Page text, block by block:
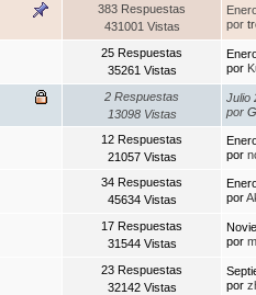
383 Respuestas
431001 Vistas
por
25 Respuestas
35261 Vistas
por
2 Respuestas
13098 Vistas
Julio
por
12 Respuestas
21057 Vistas
por
34 Respuestas
45634 Vistas
por
17 Respuestas
31544 Vistas
por
23 Respuestas
32142 Vistas
por